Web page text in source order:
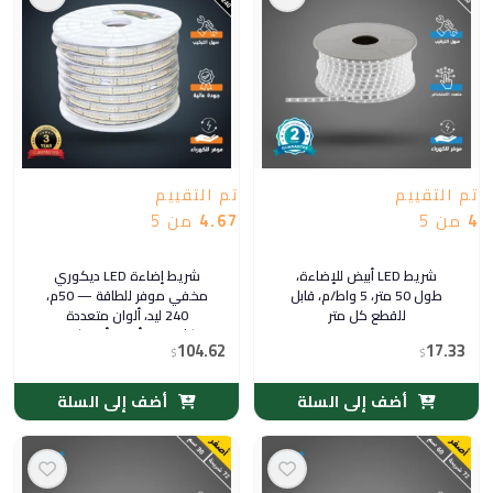
تم التقييم
4 من 5
شريط LED أبيض للإضاءة،
طول 50 متر، 5 واط/م، قابل
للقطع كل متر
$17.33
أضف إلى السلة
تم التقييم
4.67 من 5
شريط إضاءة LED ديكوري
مخفي موفر للطاقة — 50م،
240 ليد، ألوان متعددة
(شمسي/أصفر/أبيض) —
$104.62
أضف إلى السلة